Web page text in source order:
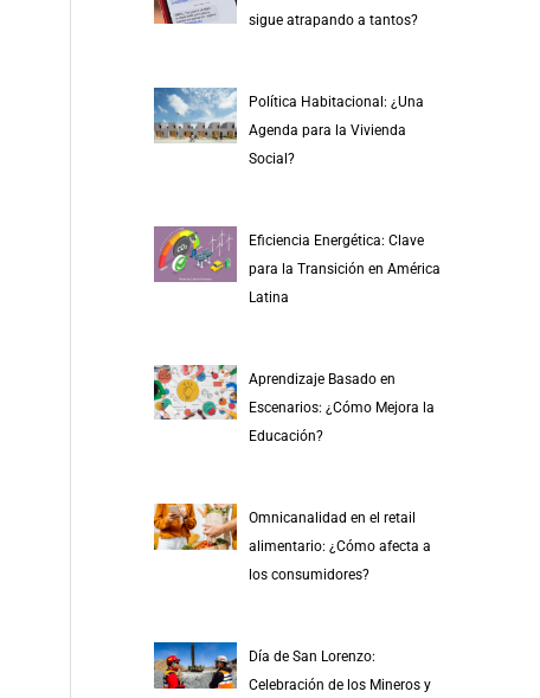
sigue atrapando a tantos?
Política Habitacional: ¿Una
Agenda para la Vivienda
Social?
Eficiencia Energética: Clave
para la Transición en América
Latina
Aprendizaje Basado en
Escenarios: ¿Cómo Mejora la
Educación?
Omnicanalidad en el retail
alimentario: ¿Cómo afecta a
los consumidores?
Día de San Lorenzo:
Celebración de los Mineros y